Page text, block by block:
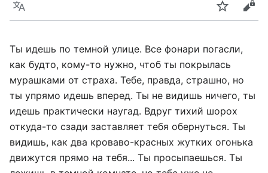
Язык Следить
Ты идешь по темной улице. Все фонари погасли,
как будто, кому-то нужно, чтоб ты покрылась
мурашками от страха. Тебе, правда, страшно, но
ты упрямо идешь вперед. Ты не видишь ничего, ты
идешь практически наугад. Вдруг тихий шорох
откуда-то сзади заставляет тебя обернуться. Ты
видишь, как два кроваво-красных жутких огонька
движутся прямо на тебя... Ты просыпаешься. Ты